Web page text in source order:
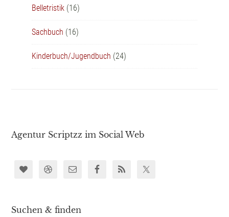
Belletristik (16)
Sachbuch (16)
Kinderbuch/Jugendbuch (24)
Agentur Scriptzz im Social Web
Suchen & finden